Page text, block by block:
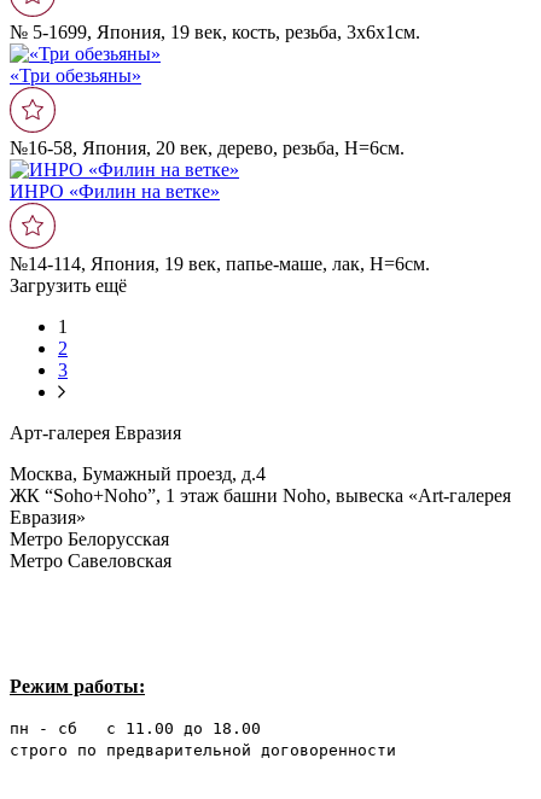
№ 5-1699, Япония, 19 век, кость, резьба, 3х6х1см.
«Три обезьяны»
№16-58, Япония, 20 век, дерево, резьба, Н=6см.
ИНРО «Филин на ветке»
№14-114, Япония, 19 век, папье-маше, лак, Н=6см.
Загрузить ещё
1
2
3
Арт-галерея Евразия
Москва, Бумажный проезд, д.4
ЖК “Soho+Noho”, 1 этаж башни Noho, вывеска «Art-галерея
Евразия»
Метро Белорусская
Метро Савеловская
Режим работы:
пн - сб с 11.00 до 18.00
строго по предварительной договоренности